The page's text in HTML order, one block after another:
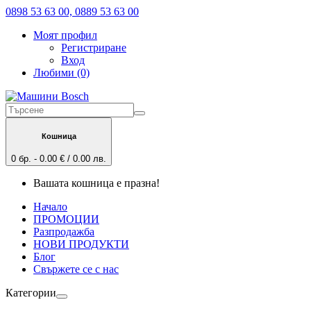
0898 53 63 00, 0889 53 63 00
Моят профил
Регистриране
Вход
Любими (0)
Кошница
0 бр. - 0.00 € / 0.00 лв.
Вашата кошница е празна!
Начало
ПРОМОЦИИ
Разпродажба
НОВИ ПРОДУКТИ
Блог
Свържете се с нас
Категории